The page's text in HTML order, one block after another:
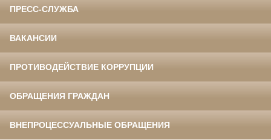
ПРЕСС-СЛУЖБА
ВАКАНСИИ
ПРОТИВОДЕЙСТВИЕ КОРРУПЦИИ
ОБРАЩЕНИЯ ГРАЖДАН
ВНЕПРОЦЕССУАЛЬНЫЕ ОБРАЩЕНИЯ